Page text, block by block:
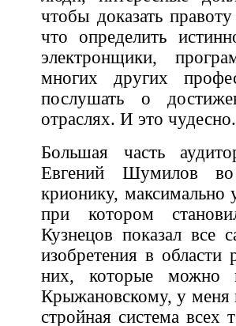
чтобы доказать
что определить
электронщики,
многих других
послушать о
отраслях. И это чудесно.
Большая часть
Евгений Шумилов
крионику,
при котором
Кузнецов показал все
изобретения в области
них, которые можно
Крыжановскому, у меня
стройная система всех